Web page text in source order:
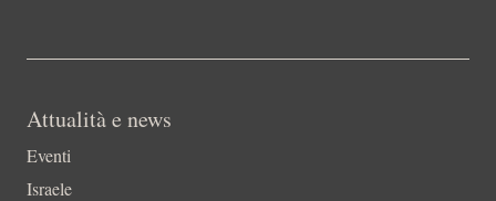
Attualità e news
Eventi
Israele